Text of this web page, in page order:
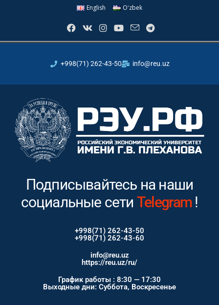
English Oʻzbek
+998(71) 262-43-50 info@reu.uz
Подписывайтесь на наши
социальные сети Instagram !
+998(71) 262-43-50
+998(71) 262-43-60
info@reu.uz
https://reu.uz/ru/
График работы : 8:30 — 17:30
Выходные дни: Суббота, Воскресенье